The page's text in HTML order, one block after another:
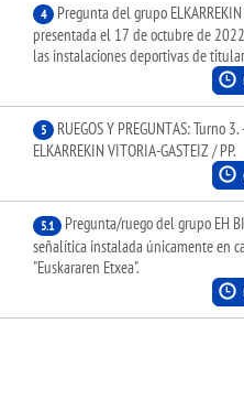
4
Pregunta del grupo
presentada el 17 de octubre de
las instalaciones deportivas de
5
RUEGOS Y PREGUNTAS: Turno
ELKARREKIN VITORIA-GASTEIZ / PP.
5.1
Pregunta/ruego del grupo EH
señalítica instalada únicamente en
"Euskararen Etxea".